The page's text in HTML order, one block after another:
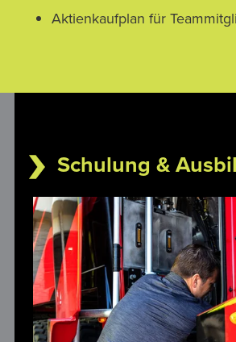
Aktienkaufplan für
Schulung &